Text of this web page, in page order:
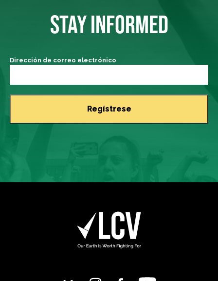
STAY INFORMED
Dirección de correo electrónico